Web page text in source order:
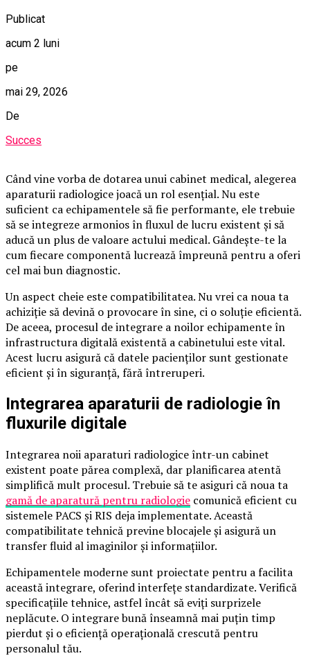
Publicat
acum 2 luni
pe
mai 29, 2026
De
Succes
Când vine vorba de dotarea unui cabinet medical, alegerea
aparaturii radiologice joacă un rol esențial. Nu este
suficient ca echipamentele să fie performante, ele trebuie
să se integreze armonios în fluxul de lucru existent și să
aducă un plus de valoare actului medical. Gândește-te la
cum fiecare componentă lucrează împreună pentru a oferi
cel mai bun diagnostic.
Un aspect cheie este compatibilitatea. Nu vrei ca noua ta
achiziție să devină o provocare în sine, ci o soluție eficientă.
De aceea, procesul de integrare a noilor echipamente în
infrastructura digitală existentă a cabinetului este vital.
Acest lucru asigură că datele pacienților sunt gestionate
eficient și în siguranță, fără întreruperi.
Integrarea aparaturii de radiologie în
fluxurile digitale
Integrarea noii aparaturi radiologice într-un cabinet
existent poate părea complexă, dar planificarea atentă
simplifică mult procesul. Trebuie să te asiguri că noua ta
gamă de aparatură pentru radiologie comunică eficient cu
sistemele PACS și RIS deja implementate. Această
compatibilitate tehnică previne blocajele și asigură un
transfer fluid al imaginilor și informațiilor.
Echipamentele moderne sunt proiectate pentru a facilita
această integrare, oferind interfețe standardizate. Verifică
specificațiile tehnice, astfel încât să eviți surprizele
neplăcute. O integrare bună înseamnă mai puțin timp
pierdut și o eficiență operațională crescută pentru
personalul tău.